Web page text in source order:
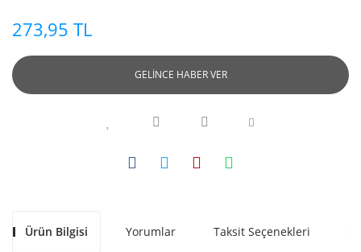
273,95 TL
GELİNCE HABER VER
Ürün Bilgisi Yorumlar Taksit Seçenekleri